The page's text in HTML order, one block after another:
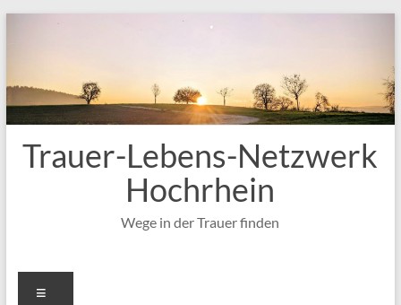
Trauer-Lebens-Netzwerk
Hochrhein
Wege in der Trauer finden